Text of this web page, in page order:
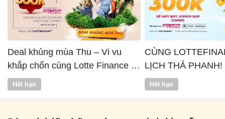
Deal khủng mùa Thu – Vi vu
khắp chốn cùng Lotte Finance x
Vntrip
Hết hạn
CÙNG
LỊCH THẢ PHANH!
Hết hạn